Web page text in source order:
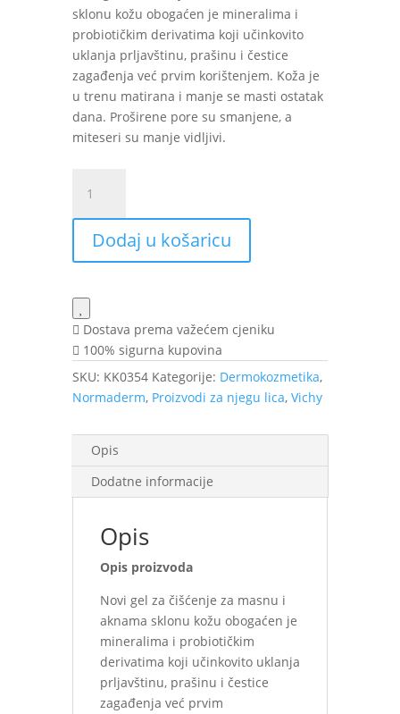
sklonu kožu obogaćen je mineralima i
probiotičkim derivatima koji učinkovito
uklanja prljavštinu, prašinu i čestice
zagađenja već prvim korištenjem. Koža je
u trenu matirana i manje se masti ostatak
dana. Proširene pore su smanjene, a
miteseri su manje vidljivi.
Normaderm
Phytosolution
za
lica
400
ml
količina
Dodaj u košaricu
Dostava prema važećem cjeniku
100% sigurna kupovina
SKU: KK0354 Kategorije: Dermokozmetika,
Normaderm, Proizvodi za njegu lica, Vichy
Opis
Dodatne informacije
Opis
Opis proizvoda
Novi gel za čišćenje za masnu i
aknama sklonu kožu obogaćen je
mineralima i probiotičkim
derivatima koji učinkovito uklanja
prljavštinu, prašinu i čestice
zagađenja već prvim